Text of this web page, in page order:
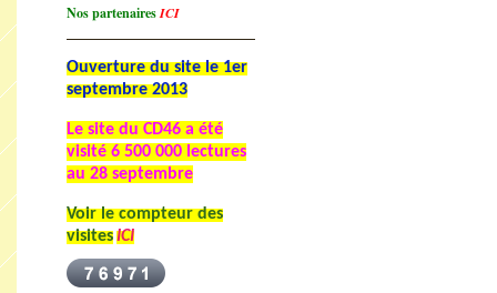
Nos partenairesICI
Ouverture du site le 1er
septembre 2013
Le site du CD46 a été
visité 6 500 000 lectures
au 28 septembre
Voir le compteur des
visitesICI